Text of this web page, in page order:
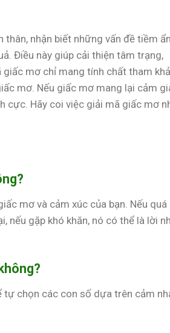
nhận biết những vấn đề tiềm ẩn
Điều này giúp cải thiện tâm trạng,
mơ chỉ mang tính chất tham
mơ. Nếu giấc mơ mang lại cảm
cực. Hãy coi việc giải mã giấc mơ
mơ và cảm xúc của bạn. Nếu quá
nếu gặp khó khăn, nó có thể là lời
tự chọn các con số dựa trên cảm